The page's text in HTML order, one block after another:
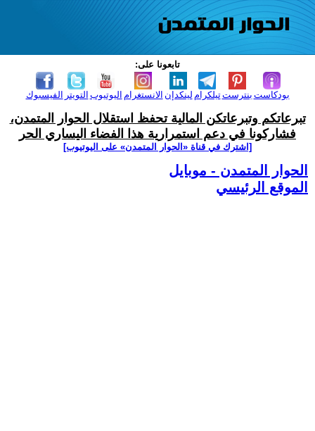
تابعونا على:
الفيسبوك التويتر اليوتيوب الانستغرام لينكدإن تيلكرامبنترست بودكاست
تبرعاتكم وتبرعاتكن المالية تحفظ استقلال الحوار المتمدن،
فشاركونا في دعم استمرارية هذا الفضاء اليساري الحر
[اشترك في قناة ‫«الحوار المتمدن» على اليوتيوب]
الحوار المتمدن - موبايل
الموقع الرئيسي